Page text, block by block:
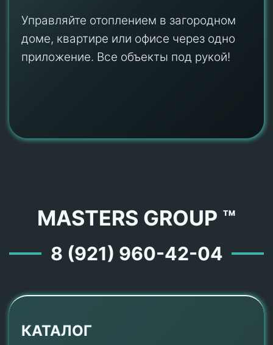
Управляйте отоплением в загородном
доме, квартире или офисе через одно
приложение. Все объекты под рукой!
MASTERS GROUP ™
8 (921) 960-42-04
КАТАЛОГ